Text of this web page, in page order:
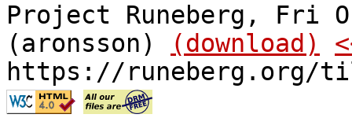
Project Runeberg, Fri
(aronsson)
(download)
https://runeberg.org/